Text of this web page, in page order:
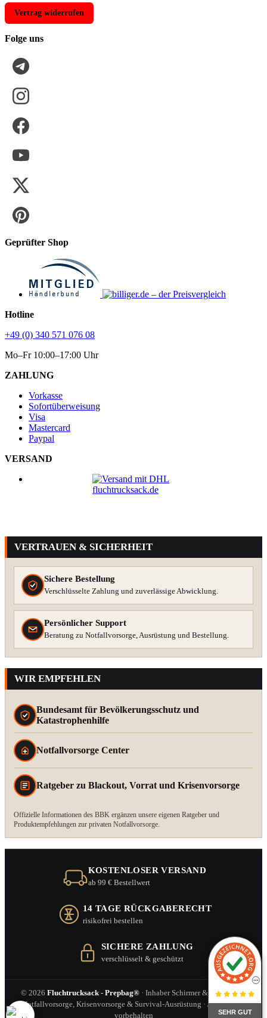
Vertrag widerrufen
Folge uns
Geprüfter Shop
Hotline
+49 (0) 340 571 076 08
Mo–Fr 10:00–17:00 Uhr
ZAHLUNG
Vorkasse
Sofortüberweisung
Visa
Mastercard
Paypal
VERSAND
VERTRAUEN & SICHERHEIT
Sichere Bestellung
Verschlüsselte Zahlung und zuverlässige Abwicklung.
Persönlicher Support
Beratung zu Notfallvorsorge, Ausrüstung und Bestellung.
WIR EMPFEHLEN
Bundesamt für Bevölkerungsschutz und
Katastrophenhilfe
Notfallvorsorge Center
Ratgeber zu Blackout, Vorrat und Krisenvorsorge
Offizielle Informationen des BBK ergänzen unsere eigenen Ratgeber und
Produktempfehlungen zur privaten Notfallvorsorge.
SEHR GUT
KOSTENLOSER VERSAND
ab 99 € Bestellwert
14 TAGE RÜCKGABERECHT
risikofrei bestellen
SICHERE ZAHLUNG
verschlüsselt & geschützt
© 2026 Fluchtrucksack - Prepbag® · Inhaber Schirmer & Zitzl GbR ·
Notfallvorsorge, Krisenvorsorge & Survival-Ausrüstung · Alle Rechte
vorbehalten